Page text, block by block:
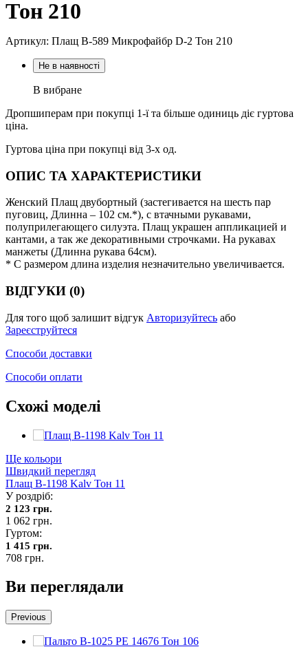
Тон 210
Артикул: Плащ В-589 Микрофайбр D-2 Тон 210
Не в наявності
В вибране
Дропшиперам при покупці 1-ї та більше одиниць діє гуртова
ціна.
Гуртова ціна при покупці від 3-х од.
ОПИС ТА ХАРАКТЕРИСТИКИ
Женский Плащ двубортный (застегивается на шесть пар
пуговиц, Длинна – 102 см.*), с втачными рукавами,
полуприлегающего силуэта. Плащ украшен аппликацией и
кантами, а так же декоративными строчками. На рукавах
манжеты (Длинна рукава 64см).
* С размером длина изделия незначительно увеличивается.
ВІДГУКИ (0)
Для того щоб залишит відгук Авторизуйтесь або
Зареєструйтеся
Способи доставки
Способи оплати
Схожі моделі
Ще кольори
Швидкий перегляд
Плащ В-1198 Kalv Тон 11
У роздріб:
2 123 грн.
1 062 грн.
Гуртом:
1 415 грн.
708 грн.
Ви переглядали
Previous